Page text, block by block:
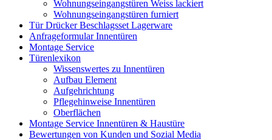
Wohnungseingangstüren Weiss lackiert
Wohnungseingangstüren furniert
Tür Drücker Beschlagsset Lagerware
Anfrageformular Innentüren
Montage Service
Türenlexikon
Wissenswertes zu Innentüren
Aufbau Element
Aufgehrichtung
Pflegehinweise Innentüren
Oberflächen
Montage Service Innentüren & Haustüre
Bewertungen von Kunden und Sozial Media